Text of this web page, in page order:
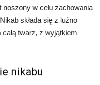
noszony w celu zachowania
składa się z luźno
twarz, z wyjątkiem
nikabu